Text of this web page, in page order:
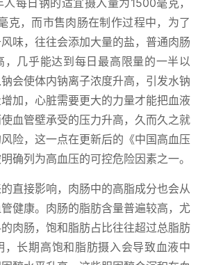
每日钠的适宜摄入量为1500毫克，
克，而市售肉肠在制作过程中，为了
味，往往会添加大量的盐，普通肉肠
，几乎能达到每日最高限量的一半以
会使体内钠离子浓度升高，引发水钠
加，心脏需要更大的力量才能把血液
血管壁承受的压力升高，久而久之就
险，这一点在更新后的《中国高血压
确列为高血压的可控危险因素之一。
直接影响，肉肠中的高脂成分也会从
健康。肉肠的脂肪含量普遍较高，尤
肉肠，饱和脂肪占比往往超过总脂肪
，长期高饱和脂肪摄入会导致血液中